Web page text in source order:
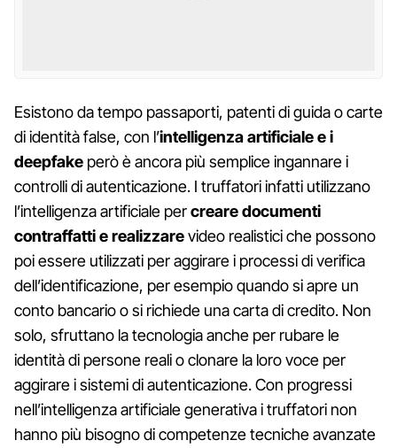
Esistono da tempo passaporti, patenti di guida o carte
di identità false, con l’intelligenza artificiale e i
deepfake però è ancora più semplice ingannare i
controlli di autenticazione. I truffatori infatti utilizzano
l’intelligenza artificiale percreare documenti
contraffatti e realizzarevideo realistici che possono
poi essere utilizzati per aggirare i processi di verifica
dell’identificazione, per esempio quando si apre un
conto bancario o si richiede una carta di credito. Non
solo, sfruttano la tecnologia anche per rubare le
identità di persone reali o clonare la loro voce per
aggirare i sistemi di autenticazione. Con progressi
nell’intelligenza artificiale generativa i truffatori non
hanno più bisogno di competenze tecniche avanzate